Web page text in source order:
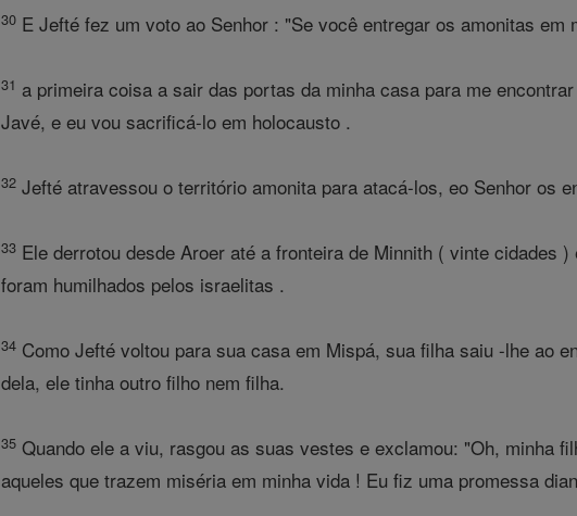
30 E Jefté fez um voto ao Senhor : "Se você entregar os amonitas em
31 a primeira coisa a sair das portas da minha casa para me
Javé, e eu vou sacrificá-lo em holocausto .
32 Jefté atravessou o território amonita para atacá-los, eo Senhor os
33 Ele derrotou desde Aroer até a fronteira de Minnith ( vinte cidades
foram humilhados pelos israelitas .
34 Como Jefté voltou para sua casa em Mispá, sua filha saiu -lhe ao
dela, ele tinha outro filho nem filha.
35 Quando ele a viu, rasgou as suas vestes e exclamou: "Oh, minha
aqueles que trazem miséria em minha vida ! Eu fiz uma promessa